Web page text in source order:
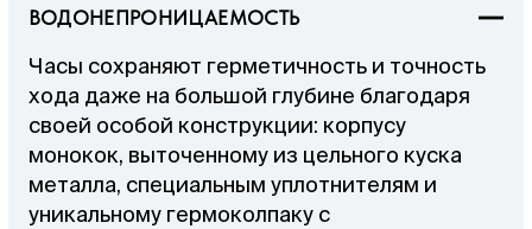
ВОДОНЕПРОНИЦАЕМОСТЬ
Часы сохраняют герметичность и точность
хода даже на большой глубине благодаря
своей особой конструкции: корпусу
монокок, выточенному из цельного куска
металла, специальным уплотнителям и
уникальному гермоколпаку с